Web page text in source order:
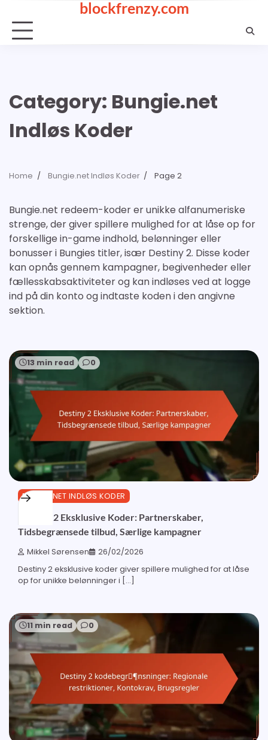
content
blockfrenzy.com
Category: Bungie.net
Indløs Koder
Home Bungie.net Indløs Koder Page 2
Bungie.net redeem-koder er unikke alfanumeriske
strenge, der giver spillere mulighed for at låse op for
forskellige in-game indhold, belønninger eller
bonusser i Bungies titler, især Destiny 2. Disse koder
kan opnås gennem kampagner, begivenheder eller
fællesskabsaktiviteter og kan indløses ved at logge
ind på din konto og indtaste koden i den angivne
sektion.
13 min read 0
BUNGIE.NET INDLØS KODER
Destiny 2 Eksklusive Koder: Partnerskaber,
Tidsbegrænsede tilbud, Særlige kampagner
Mikkel Sørensen 26/02/2026
Destiny 2 eksklusive koder giver spillere mulighed for at låse
op for unikke belønninger i […]
11 min read 0